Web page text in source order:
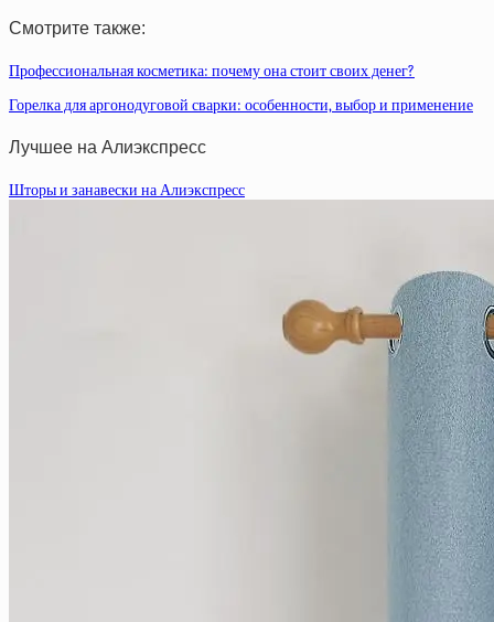
Смотрите также:
Профессиональная косметика: почему она стоит своих денег?
Горелка для аргонодуговой сварки: особенности, выбор и применение
Лучшее на Алиэкспресс
Шторы и занавески на Алиэкспресс